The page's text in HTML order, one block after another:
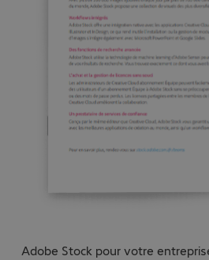
Adobe Stock pour votre